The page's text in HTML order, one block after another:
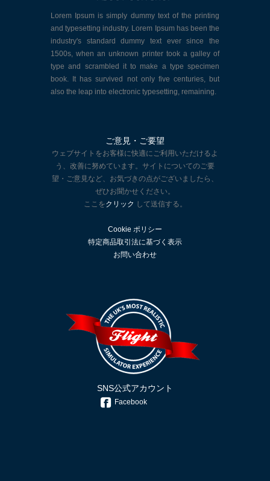
Lorem Ipsum is simply dummy text of the printing
and typesetting industry. Lorem Ipsum has been the
industry's standard dummy text ever since the
1500s, when an unknown printer took a galley of
type and scrambled it to make a type specimen
book. It has survived not only five centuries, but
also the leap into electronic typesetting, remaining.
ご意見・ご要望
ウェブサイトをお客様に快適にご利用いただけるよ
う、改善に努めています。サイトについてのご要
望・ご意見など、お気づきの点がございましたら、
ぜひお聞かせください。
ここをクリック して送信する。
Cookie ポリシー
特定商品取引法に基づく表示
お問い合わせ
SNS公式アカウント
Facebook